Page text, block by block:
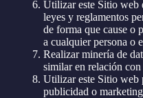
Utilizar este Sitio web
leyes y reglamentos
de forma que cause o
a cualquier persona o
Realizar minería de
similar en relación
Utilizar este Sitio web
publicidad o